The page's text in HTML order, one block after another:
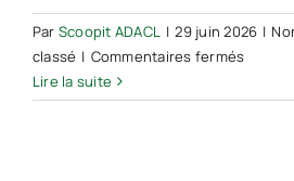
plus
vite
que
Par Scoopit ADACL | 29 juin 2026 |
classé | Commentaires ferméssur
–
Lire la suite